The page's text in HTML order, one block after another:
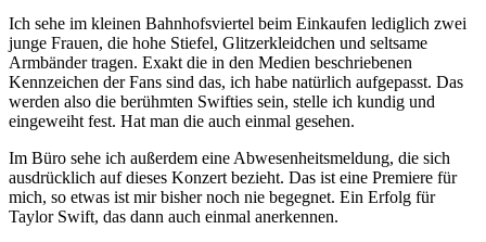
Ich sehe im kleinen Bahnhofsviertel beim Einkaufen lediglich zwei
junge Frauen, die hohe Stiefel, Glitzerkleidchen und seltsame
Armbänder tragen. Exakt die in den Medien beschriebenen
Kennzeichen der Fans sind das, ich habe natürlich aufgepasst. Das
werden also die berühmten Swifties sein, stelle ich kundig und
eingeweiht fest. Hat man die auch einmal gesehen.
Im Büro sehe ich außerdem eine Abwesenheitsmeldung, die sich
ausdrücklich auf dieses Konzert bezieht. Das ist eine Premiere für
mich, so etwas ist mir bisher noch nie begegnet. Ein Erfolg für
Taylor Swift, das dann auch einmal anerkennen.